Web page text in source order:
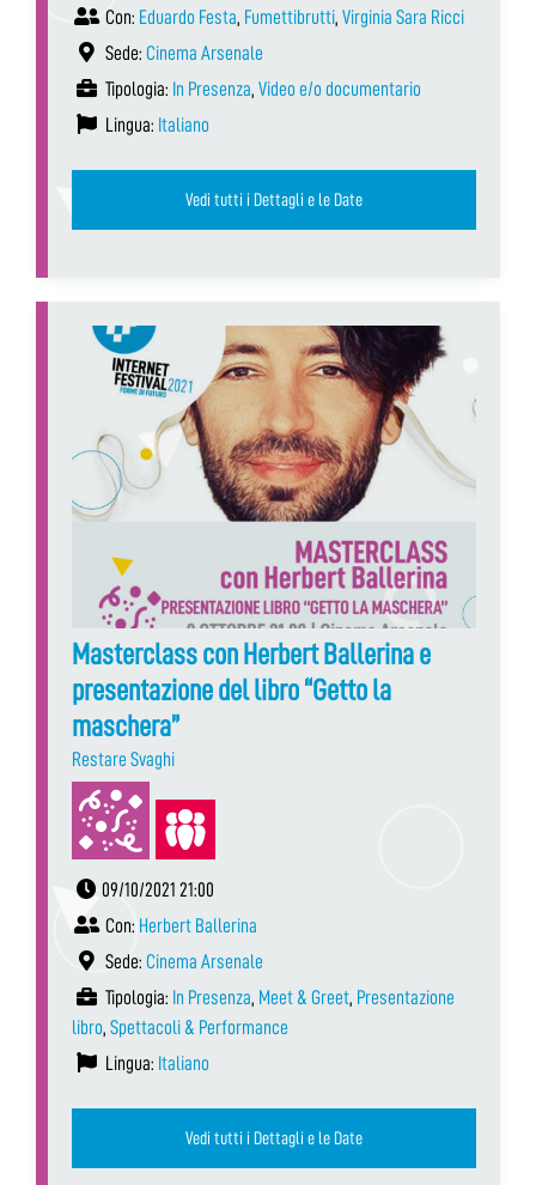
Con: Eduardo Festa, Fumettibrutti, Virginia Sara Ricci
Sede: Cinema Arsenale
Tipologia: In Presenza, Video e/o documentario
Lingua: Italiano
Vedi tutti i Dettagli e le Date
Masterclass con Herbert Ballerina e
presentazione del libro “Getto la
maschera”
Restare Svaghi
09/10/2021 21:00
Con: Herbert Ballerina
Sede: Cinema Arsenale
Tipologia: In Presenza, Meet & Greet, Presentazione
libro, Spettacoli & Performance
Lingua: Italiano
Vedi tutti i Dettagli e le Date